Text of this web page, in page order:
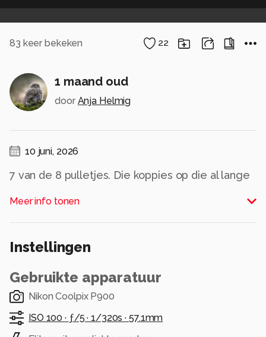
83 keer bekeken 22
1 maand oud
door Anja Helmig
10 juni, 2026
7 van de 8 pulletjes. Die koppies op die al lange
Meer info tonen
Instellingen
Gebruikte apparatuur
Nikon Coolpix P900
ISO 100 · ƒ/5 ·1/320s ·57.1mm